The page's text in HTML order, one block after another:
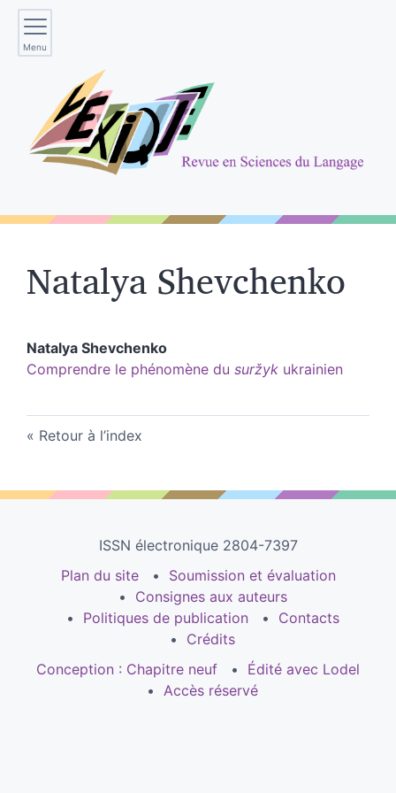
Menu
NatalyaShevchenko
Natalya Shevchenko
Comprendre le phénomène du suržyk ukrainien
Retour à l’index
ISSN électronique 2804-7397
Plan du site
Soumission et évaluation
Consignes aux auteurs
Politiques de publication
Contacts
Crédits
Conception : Chapitre neuf
Édité avec Lodel
Accès réservé